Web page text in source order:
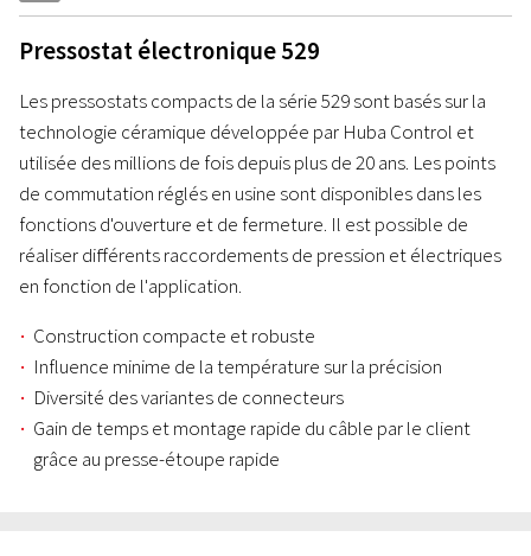
Pressostat électronique 529
Les pressostats compacts de la série 529 sont basés sur la
technologie céramique développée par Huba Control et
utilisée des millions de fois depuis plus de 20 ans. Les points
de commutation réglés en usine sont disponibles dans les
fonctions d'ouverture et de fermeture. Il est possible de
réaliser différents raccordements de pression et électriques
en fonction de l'application.
Construction compacte et robuste
Influence minime de la température sur la précision
Diversité des variantes de connecteurs
Gain de temps et montage rapide du câble par le client
grâce au presse-étoupe rapide